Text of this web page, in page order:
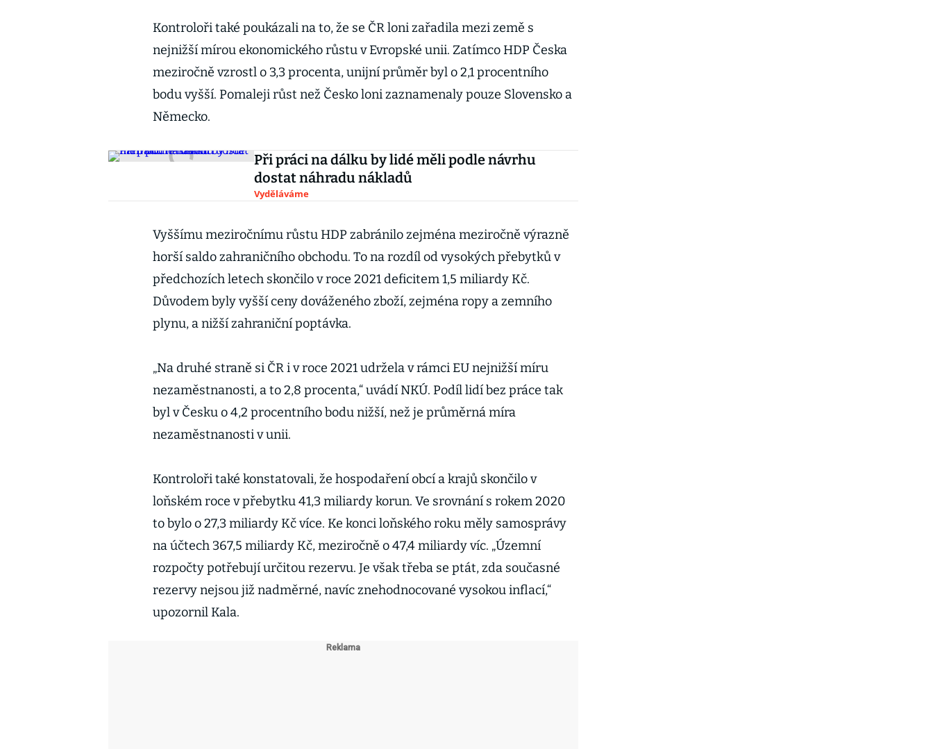
Kontroloři také poukázali na to, že se ČR loni zařadila mezi země s
nejnižší mírou ekonomického růstu v Evropské unii. Zatímco HDP Česka
meziročně vzrostl o 3,3 procenta, unijní průměr byl o 2,1 procentního
bodu vyšší. Pomaleji růst než Česko loni zaznamenaly pouze Slovensko a
Německo.
Při práci na dálku by lidé měli podle návrhu
dostat náhradu nákladů
Vyděláváme
Vyššímu meziročnímu růstu HDP zabránilo zejména meziročně výrazně
horší saldo zahraničního obchodu. To na rozdíl od vysokých přebytků v
předchozích letech skončilo v roce 2021 deficitem 1,5 miliardy Kč.
Důvodem byly vyšší ceny dováženého zboží, zejména ropy a zemního
plynu, a nižší zahraniční poptávka.
„Na druhé straně si ČR i v roce 2021 udržela v rámci EU nejnižší míru
nezaměstnanosti, a to 2,8 procenta,“ uvádí NKÚ. Podíl lidí bez práce tak
byl v Česku o 4,2 procentního bodu nižší, než je průměrná míra
nezaměstnanosti v unii.
Kontroloři také konstatovali, že hospodaření obcí a krajů skončilo v
loňském roce v přebytku 41,3 miliardy korun. Ve srovnání s rokem 2020
to bylo o 27,3 miliardy Kč více. Ke konci loňského roku měly samosprávy
na účtech 367,5 miliardy Kč, meziročně o 47,4 miliardy víc. „Územní
rozpočty potřebují určitou rezervu. Je však třeba se ptát, zda současné
rezervy nejsou již nadměrné, navíc znehodnocované vysokou inflací,“
upozornil Kala.